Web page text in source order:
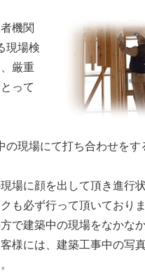
機関
現場検
厳重
って
の現場にて打ち合わせをす
場に顔を出して頂き進行状
も必ず行って頂いておりま
で建築中の現場をなかな
様には、建築工事中の写